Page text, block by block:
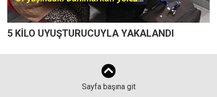
5 KİLO UYUŞTURUCUYLA YAKALANDI
Sayfa başına git